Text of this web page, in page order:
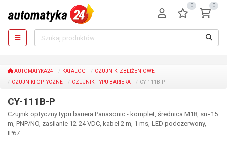
0 0
AUTOMATYKA24 KATALOG
CZUJNIKI ZBLIŻENIOWE
CZUJNIKI OPTYCZNE
CZUJNIKI TYPU BARIERA CY-111B-P
CY-111B-P
Czujnik optyczny typu bariera Panasonic - komplet, średnica M18, sn=15
m, PNP/NO, zasilanie 12-24 VDC, kabel 2 m, 1 ms, LED podczerwony,
IP67